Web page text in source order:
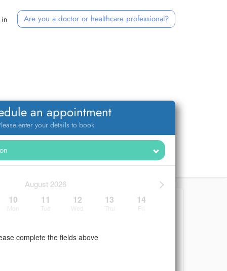
in Are you a doctor or healthcare professional?
an appointment
enter your details to book
>
August 2026
10 11 12 13 14
complete the fields above